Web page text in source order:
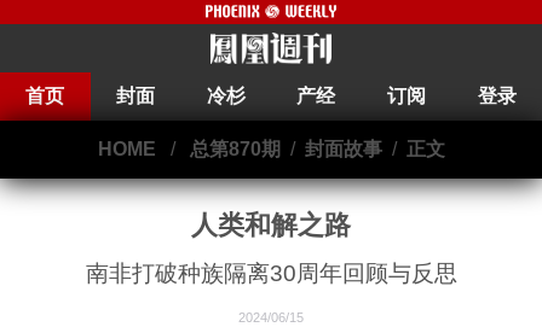
首页 封面 冷杉 产经 订阅 登录
HOME / 总第870期 / 封面故事/ 正文
人类和解之路
南非打破种族隔离30周年回顾与反思
2024/06/15